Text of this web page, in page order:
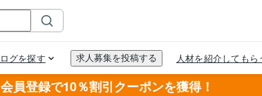
会員登録で10％割引クーポンを獲得！